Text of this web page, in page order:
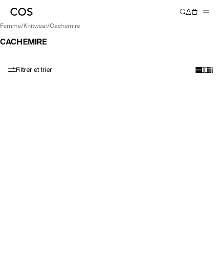
femme/ knitwear/ cachemire
CACHEMIRE
Filtrer et trier